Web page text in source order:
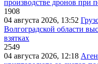
производстве дронов при
1908
04 августа 2026, 13:52
Волгоградской области
взятках
2549
04 августа 2026, 12:18